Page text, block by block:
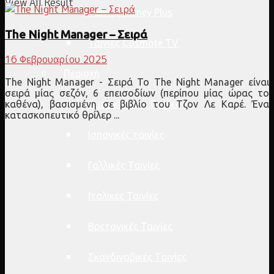
Ταινίες Disney Plus
Ταινίες Cosmote TV
Αμερικανικές Ταινίες
The Night Manager – Σειρά
16 Φεβρουαρίου 2025
The Night Manager - Σειρά Το The Night Manager είναι
σειρά μίας σεζόν, 6 επεισοδίων (περίπου μίας ώρας το
καθένα), βασισμένη σε βιβλίο του Τζον Λε Καρέ. Ένα
κατασκοπευτικό θρίλερ ...